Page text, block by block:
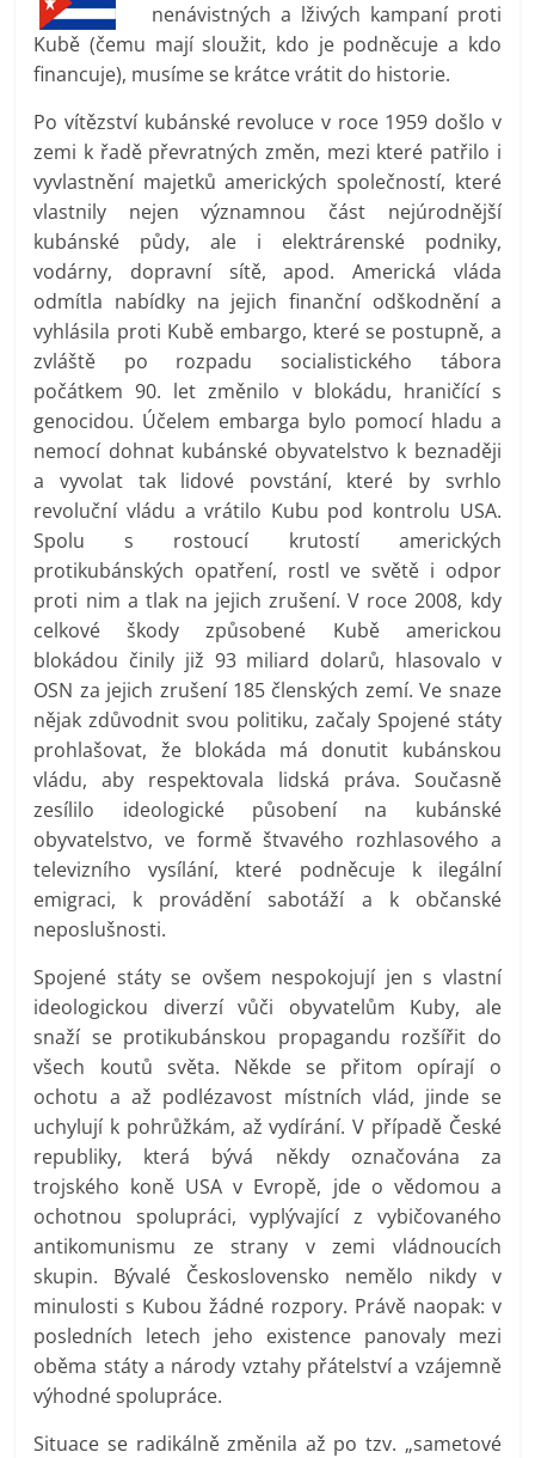
prospívá?
nenávistných a lživých kampaní proti
Kubě (čemu mají sloužit, kdo je podněcuje a kdo
financuje), musíme se krátce vrátit do historie.
Po vítězství kubánské revoluce v roce 1959 došlo v
zemi k řadě převratných změn, mezi které patřilo i
vyvlastnění majetků amerických společností, které
vlastnily nejen významnou část nejúrodnější
kubánské půdy, ale i elektrárenské podniky,
vodárny, dopravní sítě, apod. Americká vláda
odmítla nabídky na jejich finanční odškodnění a
vyhlásila proti Kubě embargo, které se postupně, a
zvláště po rozpadu socialistického tábora
počátkem 90. let změnilo v blokádu, hraničící s
genocidou. Účelem embarga bylo pomocí hladu a
nemocí dohnat kubánské obyvatelstvo k beznaději
a vyvolat tak lidové povstání, které by svrhlo
revoluční vládu a vrátilo Kubu pod kontrolu USA.
Spolu s rostoucí krutostí amerických
protikubánských opatření, rostl ve světě i odpor
proti nim a tlak na jejich zrušení. V roce 2008, kdy
celkové škody způsobené Kubě americkou
blokádou činily již 93 miliard dolarů, hlasovalo v
OSN za jejich zrušení 185 členských zemí. Ve snaze
nějak zdůvodnit svou politiku, začaly Spojené státy
prohlašovat, že blokáda má donutit kubánskou
vládu, aby respektovala lidská práva. Současně
zesílilo ideologické působení na kubánské
obyvatelstvo, ve formě štvavého rozhlasového a
televizního vysílání, které podněcuje k ilegální
emigraci, k provádění sabotáží a k občanské
neposlušnosti.
Spojené státy se ovšem nespokojují jen s vlastní
ideologickou diverzí vůči obyvatelům Kuby, ale
snaží se protikubánskou propagandu rozšířit do
všech koutů světa. Někde se přitom opírají o
ochotu a až podlézavost místních vlád, jinde se
uchylují k pohrůžkám, až vydírání. V případě České
republiky, která bývá někdy označována za
trojského koně USA v Evropě, jde o vědomou a
ochotnou spolupráci, vyplývající z vybičovaného
antikomunismu ze strany v zemi vládnoucích
skupin. Bývalé Československo nemělo nikdy v
minulosti s Kubou žádné rozpory. Právě naopak: v
posledních letech jeho existence panovaly mezi
oběma státy a národy vztahy přátelství a vzájemně
výhodné spolupráce.
Situace se radikálně změnila až po tzv. „sametové